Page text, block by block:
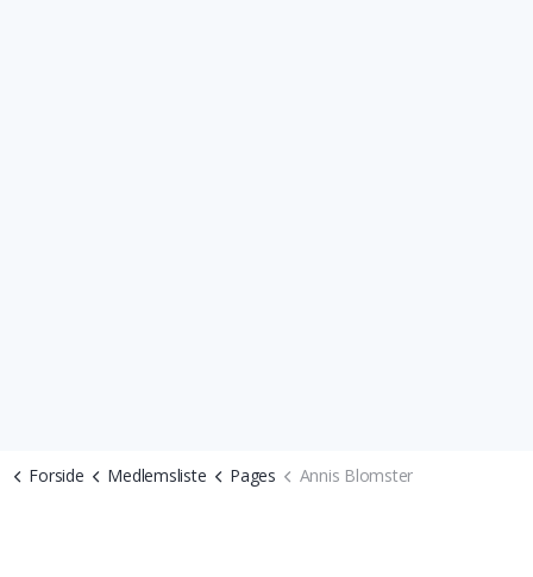
Forside Medlemsliste Pages Annis Blomster